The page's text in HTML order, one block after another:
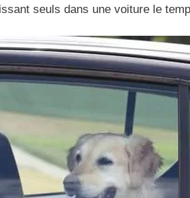
seuls dans une voiture le